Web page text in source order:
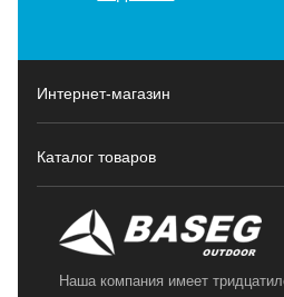
Интернет-магазин
Каталог товаров
Наша компания имеет